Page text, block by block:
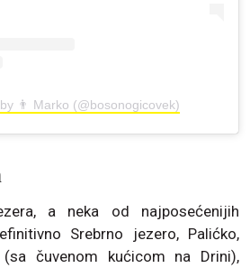
👨 Marko (@bosonogicovek)
a neka od najposećenijih
Srebrno jezero, Palićko,
(sa čuvenom kućicom na Drini),